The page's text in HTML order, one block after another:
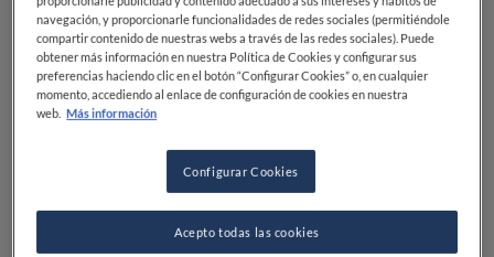
navegación, y proporcionarle funcionalidades de redes sociales (permitiéndole
compartir contenido de nuestras webs a través de las redes sociales). Puede
obtener más información en nuestra Política de Cookies y configurar sus
preferencias haciendo clic en el botón “Configurar Cookies” o, en cualquier
momento, accediendo al enlace de configuración de cookies en nuestra
web. Más información
Configurar Cookies
Acepto todas las cookies